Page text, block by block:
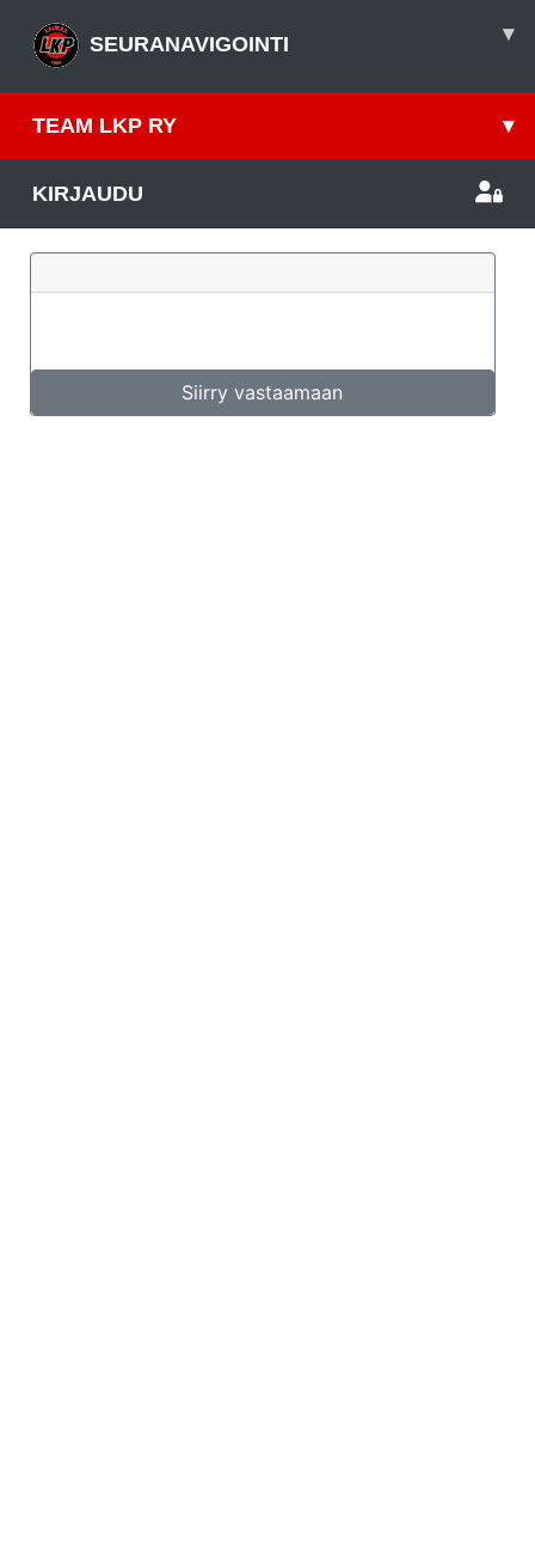
SEURANAVIGOINTI ▾
TEAM LKP RY ▾
KIRJAUDU